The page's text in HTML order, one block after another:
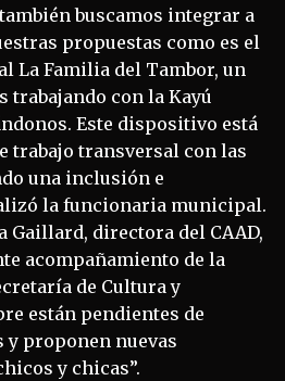
buscamos integrar a
propuestas como es el
La Familia del Tambor, un
trabajando con la Kayú
Este dispositivo está
trabajo transversal con las
una inclusión e
la funcionaria municipal.
Gaillard, directora del CAAD,
acompañamiento de la
de Cultura y
están pendientes de
y proponen nuevas
y chicas”.